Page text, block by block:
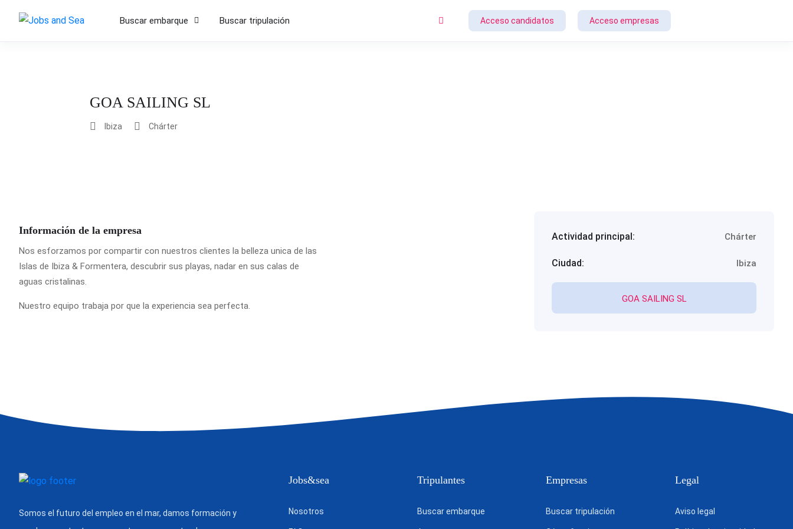
Buscar embarque Buscar tripulación Acceso candidatos Acceso empresas
GOA SAILING SL
Ibiza Chárter
Información de la empresa
Nos esforzamos por compartir con nuestros clientes la belleza unica de las
Islas de Ibiza & Formentera, descubrir sus playas, nadar en sus calas de
aguas cristalinas.
Nuestro equipo trabaja por que la experiencia sea perfecta.
Actividad principal: Chárter
Ciudad: Ibiza
GOA SAILING SL
Somos el futuro del empleo en el mar, damos formación y
Jobs&sea
Nosotros
Tripulantes
Buscar embarque
Empresas
Buscar tripulación
Legal
Aviso legal